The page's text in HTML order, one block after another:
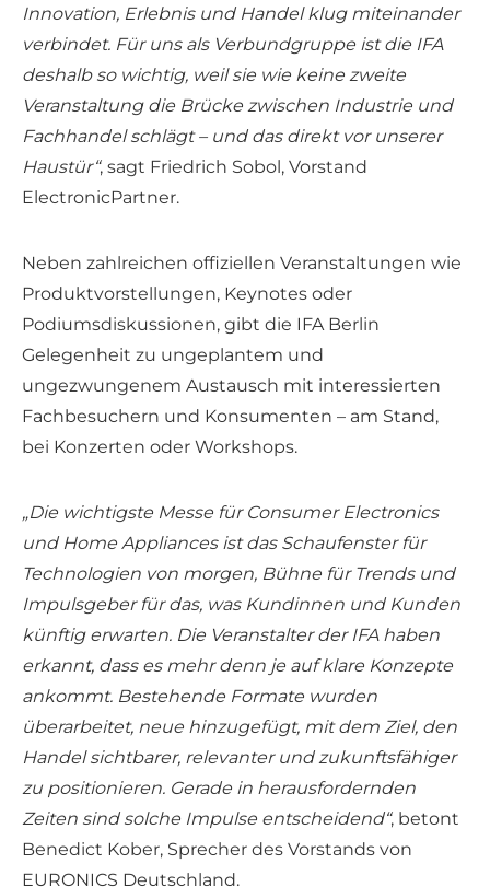
Innovation, Erlebnis und Handel klug miteinander
verbindet. Für uns als Verbundgruppe ist die IFA
deshalb so wichtig, weil sie wie keine zweite
Veranstaltung die Brücke zwischen Industrie und
Fachhandel schlägt – und das direkt vor unserer
Haustür“, sagt Friedrich Sobol, Vorstand
ElectronicPartner.
Neben zahlreichen offiziellen Veranstaltungen wie
Produktvorstellungen, Keynotes oder
Podiumsdiskussionen, gibt die IFA Berlin
Gelegenheit zu ungeplantem und
ungezwungenem Austausch mit interessierten
Fachbesuchern und Konsumenten – am Stand,
bei Konzerten oder Workshops.
„Die wichtigste Messe für Consumer Electronics
und Home Appliances ist das Schaufenster für
Technologien von morgen, Bühne für Trends und
Impulsgeber für das, was Kundinnen und Kunden
künftig erwarten. Die Veranstalter der IFA haben
erkannt, dass es mehr denn je auf klare Konzepte
ankommt. Bestehende Formate wurden
überarbeitet, neue hinzugefügt, mit dem Ziel, den
Handel sichtbarer, relevanter und zukunftsfähiger
zu positionieren. Gerade in herausfordernden
Zeiten sind solche Impulse entscheidend“, betont
Benedict Kober, Sprecher des Vorstands von
EURONICS Deutschland.